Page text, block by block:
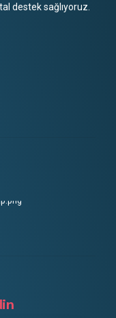
destek sağlıyoruz.